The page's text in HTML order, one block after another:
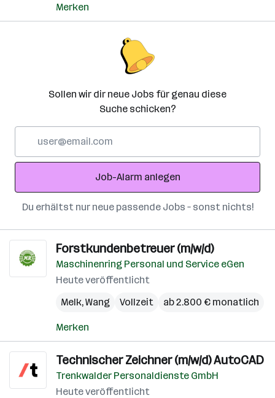
Merken
Sollen wir dir neue Jobs für genau diese
Suche schicken?
Adresse
Job-Alarm anlegen
Du erhältst nur neue passende Jobs – sonst nichts!
Forstkundenbetreuer (m/w/d)
Maschinenring Personal und Service eGen
Heute veröffentlicht
Melk,Wang Vollzeit ab 2.800 € monatlich
Merken
Technischer Zeichner (m/w/d) AutoCAD
Trenkwalder Personaldienste GmbH
Heute veröffentlicht